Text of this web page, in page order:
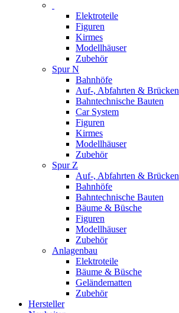
Elektroteile
Figuren
Kirmes
Modellhäuser
Zubehör
Spur N
Bahnhöfe
Auf-, Abfahrten & Brücken
Bahntechnische Bauten
Car System
Figuren
Kirmes
Modellhäuser
Zubehör
Spur Z
Auf-, Abfahrten & Brücken
Bahnhöfe
Bahntechnische Bauten
Bäume & Büsche
Figuren
Modellhäuser
Zubehör
Anlagenbau
Elektroteile
Bäume & Büsche
Geländematten
Zubehör
Hersteller